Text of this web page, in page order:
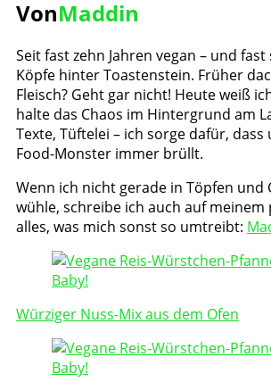
VonMaddin
Seit fast zehn Jahren vegan – und
Köpfe hinter Toastenstein. Früher
Fleisch? Geht gar nicht! Heute weiß
halte das Chaos im Hintergrund am
Texte, Tüftelei – ich sorge dafür, dass
Food-Monster immer brüllt.
Wenn ich nicht gerade in Töpfen und
wühle, schreibe ich auch auf
alles, was mich sonst so umtreibt:
Post
Navigation
Würziger Nuss-Mix aus dem Ofen